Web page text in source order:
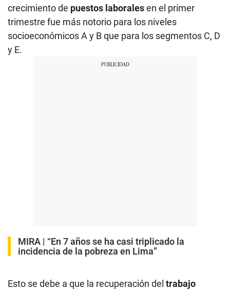
crecimiento de puestos laboralesen el primer
trimestre fue más notorio para los niveles
socioeconómicos A y B que para los segmentos C, D
y E.
MIRA | “En 7 años se ha casi triplicado la
incidencia de la pobreza en Lima”
Esto se debe a que la recuperación del trabajo